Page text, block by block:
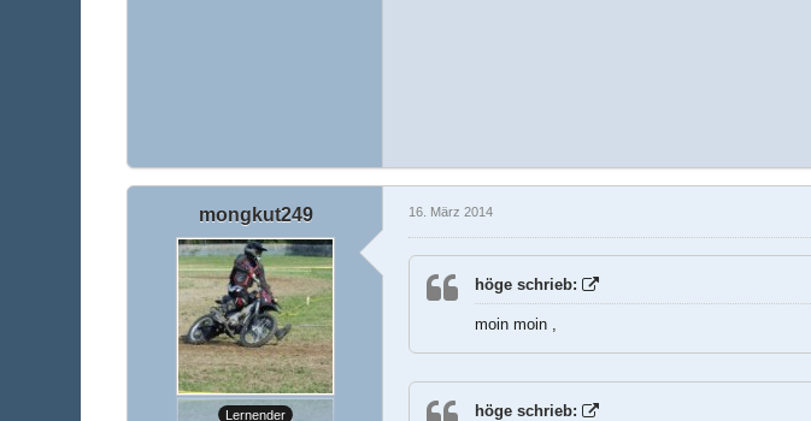
mongkut249
Lernender
16. März 2014
höge schrieb:
moin moin ,
höge schrieb: